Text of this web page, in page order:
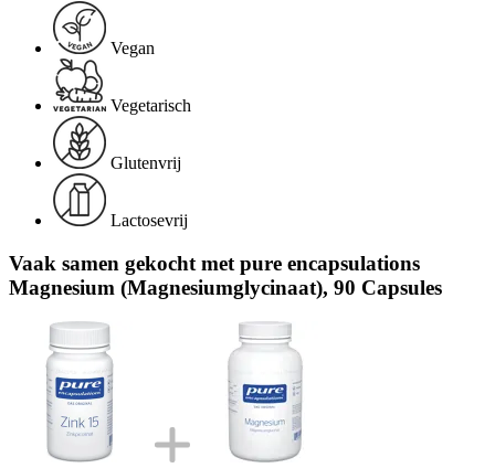
Vegan
Vegetarisch
Glutenvrij
Lactosevrij
Vaak samen gekocht met pure encapsulations
Magnesium (Magnesiumglycinaat), 90 Capsules